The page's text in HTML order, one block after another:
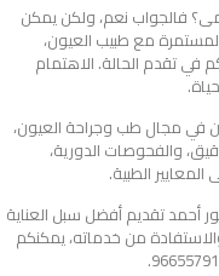
فالجواب نعم، ولكن يمكن
مع طبيب العيون،
في تقدم الحالة. الاهتمام
في مجال طب وجراحة العيون،
والفحوصات الدورية،
الطبية.
أحمد تقديم أفضل سبل العناية
من خدماته، يمكنكم